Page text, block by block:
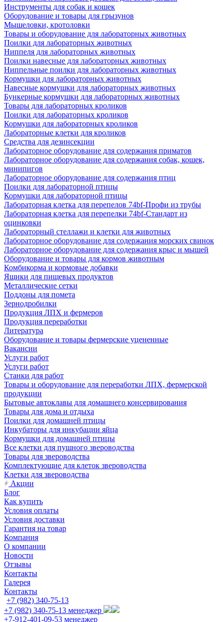
Инструменты для собак и кошек
Оборудование и товары для грызунов
Мышеловки, кротоловки
Товары и оборудование для лабораторных животных
Поилки для лабораторных животных
Ниппеля для лабораторных животных
Поилки навесные для лабораторных животных
Ниппельные поилки для лабораторных животных
Кормушки для лабораторных животных
Навесные кормушки для лабораторных животных
Бункерные кормушки для лабораторных животных
Товары для лабораторных кроликов
Поилки для лабораторных кроликов
Кормушки для лабораторных кроликов
Лабораторные клетки для кроликов
Средства для дезинсекции
Лабораторное оборудование для содержания приматов
Лабораторное оборудование для содержания собак, кошек,
минипигов
Лабораторное оборудование для содержания птиц
Поилки для лабораторной птицы
Кормушки для лабораторной птицы
Лабораторная клетка для перепелов 74bf-Профи из трубы
Лабораторная клетка для перепелки 74bf-Стандарт из
оцинковки
Лабораторный стеллажи и клетки для животных
Лабораторное оборудование для содержания морских свинок
Лабораторное оборудование для содержания крыс и мышей
Оборудование и товары для кормов животным
Комбикорма и кормовые добавки
Ящики для пищевых продуктов
Металлические сетки
Поддоны для помета
Зернодробилки
Продукция ЛПХ и фермеров
Продукция переработки
Литература
Оборудование и товары фермерские уцененные
Вакансии
Услуги работ
Услуги работ
Станки для работ
Товары и оборудование для переработки ЛПХ, фермерской
продукции
Бытовые автоклавы для домашнего консервирования
Товары для дома и отдыха
Поилки для домашней птицы
Инкубаторы для инкубации яйца
Кормушки для домашней птицы
Все клетки для пушного звероводства
Товары для звероводства
Комплектующие для клеток звероводства
Клетки для звероводства
Акции
Блог
Как купить
Условия оплаты
Условия доставки
Гарантия на товар
Компания
О компании
Новости
Отзывы
Контакты
Галерея
Контакты
+7 (982) 340-75-13
+7 (982) 340-75-13 менеджер
+7-912-401-09-53 менеджер